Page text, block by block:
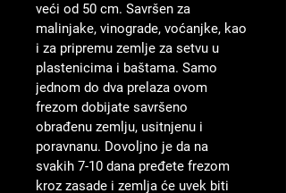
veći od 50 cm. Savršen za
malinjake, vinograde, voćanjke, kao
i za pripremu zemlje za setvu u
plastenicima i baštama. Samo
jednom do dva prelaza ovom
frezom dobijate savršeno
obrađenu zemlju, usitnjenu i
poravnanu. Dovoljno je da na
svakih 7-10 dana pređete frezom
kroz zasade i zemlja će uvek biti